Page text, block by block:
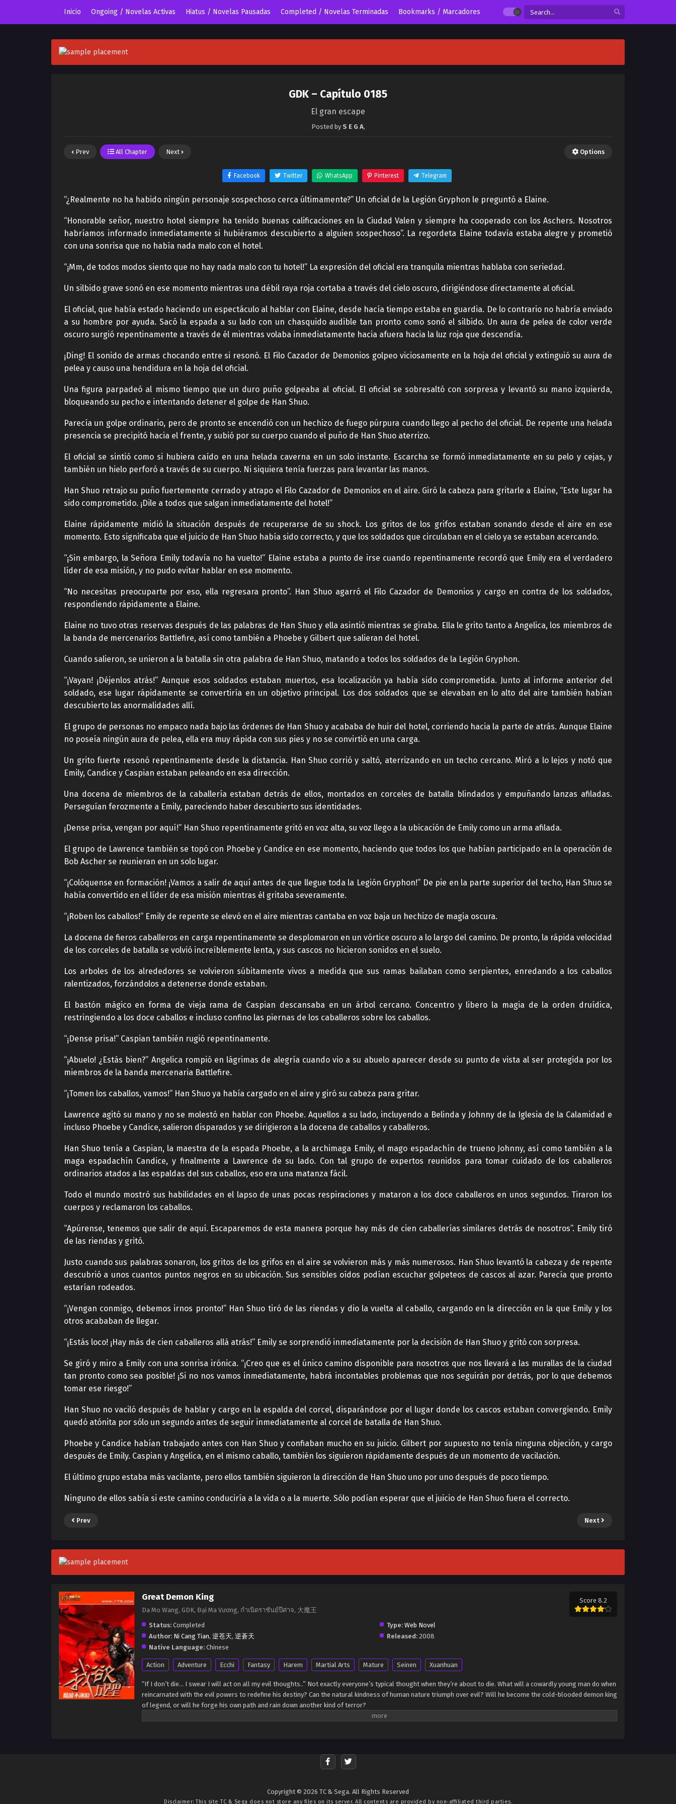
Inicio Ongoing / Novelas Activas Hiatus / Novelas Pausadas Completed / Novelas Terminadas Bookmarks / Marcadores
GDK – Capítulo 0185
El gran escape
Posted by S E G A,
Prev All Chapter Next Options
Facebook Twitter WhatsApp Pinterest Telegram
“¿Realmente no ha habido ningún personaje sospechoso cerca últimamente?” Un oficial de la Legión Gryphon le preguntó a Elaine.
“Honorable señor, nuestro hotel siempre ha tenido buenas calificaciones en la Ciudad Valen y siempre ha cooperado con los Aschers. Nosotros
habríamos informado inmediatamente si hubiéramos descubierto a alguien sospechoso”. La regordeta Elaine todavía estaba alegre y prometió
con una sonrisa que no había nada malo con el hotel.
“¡Mm, de todos modos siento que no hay nada malo con tu hotel!” La expresión del oficial era tranquila mientras hablaba con seriedad.
Un silbido grave sonó en ese momento mientras una débil raya roja cortaba a través del cielo oscuro, dirigiéndose directamente al oficial.
El oficial, que había estado haciendo un espectáculo al hablar con Elaine, desde hacía tiempo estaba en guardia. De lo contrario no habría enviado
a su hombre por ayuda. Sacó la espada a su lado con un chasquido audible tan pronto como sonó el silbido. Un aura de pelea de color verde
oscuro surgió repentinamente a través de él mientras volaba inmediatamente hacia afuera hacia la luz roja que descendía.
¡Ding! El sonido de armas chocando entre si resonó. El Filo Cazador de Demonios golpeo viciosamente en la hoja del oficial y extinguió su aura de
pelea y causo una hendidura en la hoja del oficial.
Una figura parpadeó al mismo tiempo que un duro puño golpeaba al oficial. El oficial se sobresaltó con sorpresa y levantó su mano izquierda,
bloqueando su pecho e intentando detener el golpe de Han Shuo.
Parecía un golpe ordinario, pero de pronto se encendió con un hechizo de fuego púrpura cuando llego al pecho del oficial. De repente una helada
presencia se precipitó hacia el frente, y subió por su cuerpo cuando el puño de Han Shuo aterrizo.
El oficial se sintió como si hubiera caído en una helada caverna en un solo instante. Escarcha se formó inmediatamente en su pelo y cejas, y
también un hielo perforó a través de su cuerpo. Ni siquiera tenía fuerzas para levantar las manos.
Han Shuo retrajo su puño fuertemente cerrado y atrapo el Filo Cazador de Demonios en el aire. Giró la cabeza para gritarle a Elaine, “Este lugar ha
sido comprometido. ¡Dile a todos que salgan inmediatamente del hotel!”
Elaine rápidamente midió la situación después de recuperarse de su shock. Los gritos de los grifos estaban sonando desde el aire en ese
momento. Esto significaba que el juicio de Han Shuo había sido correcto, y que los soldados que circulaban en el cielo ya se estaban acercando.
“¡Sin embargo, la Señora Emily todavía no ha vuelto!” Elaine estaba a punto de irse cuando repentinamente recordó que Emily era el verdadero
líder de esa misión, y no pudo evitar hablar en ese momento.
“No necesitas preocuparte por eso, ella regresara pronto”. Han Shuo agarró el Filo Cazador de Demonios y cargo en contra de los soldados,
respondiendo rápidamente a Elaine.
Elaine no tuvo otras reservas después de las palabras de Han Shuo y ella asintió mientras se giraba. Ella le grito tanto a Angelica, los miembros de
la banda de mercenarios Battlefire, así como también a Phoebe y Gilbert que salieran del hotel.
Cuando salieron, se unieron a la batalla sin otra palabra de Han Shuo, matando a todos los soldados de la Legión Gryphon.
“¡Vayan! ¡Déjenlos atrás!” Aunque esos soldados estaban muertos, esa localización ya había sido comprometida. Junto al informe anterior del
soldado, ese lugar rápidamente se convertiría en un objetivo principal. Los dos soldados que se elevaban en lo alto del aire también habían
descubierto las anormalidades allí.
El grupo de personas no empaco nada bajo las órdenes de Han Shuo y acababa de huir del hotel, corriendo hacia la parte de atrás. Aunque Elaine
no poseía ningún aura de pelea, ella era muy rápida con sus pies y no se convirtió en una carga.
Un grito fuerte resonó repentinamente desde la distancia. Han Shuo corrió y saltó, aterrizando en un techo cercano. Miró a lo lejos y notó que
Emily, Candice y Caspian estaban peleando en esa dirección.
Una docena de miembros de la caballería estaban detrás de ellos, montados en corceles de batalla blindados y empuñando lanzas afiladas.
Perseguían ferozmente a Emily, pareciendo haber descubierto sus identidades.
¡Dense prisa, vengan por aquí!” Han Shuo repentinamente gritó en voz alta, su voz llego a la ubicación de Emily como un arma afilada.
El grupo de Lawrence también se topó con Phoebe y Candice en ese momento, haciendo que todos los que habían participado en la operación de
Bob Ascher se reunieran en un solo lugar.
“¡Colóquense en formación! ¡Vamos a salir de aquí antes de que llegue toda la Legión Gryphon!” De pie en la parte superior del techo, Han Shuo se
había convertido en el líder de esa misión mientras él gritaba severamente.
“¡Roben los caballos!” Emily de repente se elevó en el aire mientras cantaba en voz baja un hechizo de magia oscura.
La docena de fieros caballeros en carga repentinamente se desplomaron en un vórtice oscuro a lo largo del camino. De pronto, la rápida velocidad
de los corceles de batalla se volvió increíblemente lenta, y sus cascos no hicieron sonidos en el suelo.
Los arboles de los alrededores se volvieron súbitamente vivos a medida que sus ramas bailaban como serpientes, enredando a los caballos
ralentizados, forzándolos a detenerse donde estaban.
El bastón mágico en forma de vieja rama de Caspian descansaba en un árbol cercano. Concentro y libero la magia de la orden druídica,
restringiendo a los doce caballos e incluso confino las piernas de los caballeros sobre los caballos.
“¡Dense prisa!” Caspian también rugió repentinamente.
“¡Abuelo! ¿Estás bien?” Angelica rompió en lágrimas de alegría cuando vio a su abuelo aparecer desde su punto de vista al ser protegida por los
miembros de la banda mercenaria Battlefire.
“¡Tomen los caballos, vamos!” Han Shuo ya había cargado en el aire y giró su cabeza para gritar.
Lawrence agitó su mano y no se molestó en hablar con Phoebe. Aquellos a su lado, incluyendo a Belinda y Johnny de la Iglesia de la Calamidad e
incluso Phoebe y Candice, salieron disparados y se dirigieron a la docena de caballos y caballeros.
Han Shuo tenía a Caspian, la maestra de la espada Phoebe, a la archimaga Emily, el mago espadachín de trueno Johnny, así como también a la
maga espadachín Candice, y finalmente a Lawrence de su lado. Con tal grupo de expertos reunidos para tomar cuidado de los caballeros
ordinarios atados a las espaldas del sus caballos, eso era una matanza fácil.
Todo el mundo mostró sus habilidades en el lapso de unas pocas respiraciones y mataron a los doce caballeros en unos segundos. Tiraron los
cuerpos y reclamaron los caballos.
“Apúrense, tenemos que salir de aquí. Escaparemos de esta manera porque hay más de cien caballerías similares detrás de nosotros”. Emily tiró
de las riendas y gritó.
Justo cuando sus palabras sonaron, los gritos de los grifos en el aire se volvieron más y más numerosos. Han Shuo levantó la cabeza y de repente
descubrió a unos cuantos puntos negros en su ubicación. Sus sensibles oídos podían escuchar golpeteos de cascos al azar. Parecía que pronto
estarían rodeados.
“¡Vengan conmigo, debemos irnos pronto!” Han Shuo tiró de las riendas y dio la vuelta al caballo, cargando en la dirección en la que Emily y los
otros acababan de llegar.
“¡Estás loco! ¡Hay más de cien caballeros allá atrás!” Emily se sorprendió inmediatamente por la decisión de Han Shuo y gritó con sorpresa.
Se giró y miro a Emily con una sonrisa irónica. “¡Creo que es el único camino disponible para nosotros que nos llevará a las murallas de la ciudad
tan pronto como sea posible! ¡Si no nos vamos inmediatamente, habrá incontables problemas que nos seguirán por detrás, por lo que debemos
tomar ese riesgo!”
Han Shuo no vaciló después de hablar y cargo en la espalda del corcel, disparándose por el lugar donde los cascos estaban convergiendo. Emily
quedó atónita por sólo un segundo antes de seguir inmediatamente al corcel de batalla de Han Shuo.
Phoebe y Candice habían trabajado antes con Han Shuo y confiaban mucho en su juicio. Gilbert por supuesto no tenía ninguna objeción, y cargo
después de Emily. Caspian y Angelica, en el mismo caballo, también los siguieron rápidamente después de un momento de vacilación.
El último grupo estaba más vacilante, pero ellos también siguieron la dirección de Han Shuo uno por uno después de poco tiempo.
Ninguno de ellos sabía si este camino conduciría a la vida o a la muerte. Sólo podían esperar que el juicio de Han Shuo fuera el correcto.
Prev Next
Great Demon King
Da Mo Wang, GDK, Đại Ma Vương, กำเนิดราชันย์ปีศาจ, 大魔王
Score 8.2
Status: Completed Type: Web Novel
Author: Ni Cang Tian, 逆苍天, 逆蒼天 Released:2008
Native Language: Chinese
Action Adventure Ecchi Fantasy Harem Martial Arts Mature Seinen Xuanhuan
“If I don’t die… I swear I will act on all my evil thoughts..” Not exactly everyone’s typical thought when they’re about to die. What will a cowardly young man do when
reincarnated with the evil powers to redefine his destiny? Can the natural kindness of human nature triumph over evil? Will he become the cold-blooded demon king
of legend, or will he forge his own path and rain down another kind of terror?
Copyright © 2026 TC & Sega. All Rights Reserved
Disclaimer: This siteTC & Sega does not store any files on its server. All contents are provided by non-affiliated third parties.